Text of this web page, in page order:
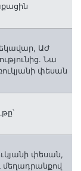
ԱԺ
Նա
փեսան
փեսան,
մեղադրանքով